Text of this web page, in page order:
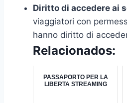
Diritto di accedere ai
viaggiatori con
hanno diritto di
Relacionados:
PASSAPORTO PER LA
LIBERTA STREAMING